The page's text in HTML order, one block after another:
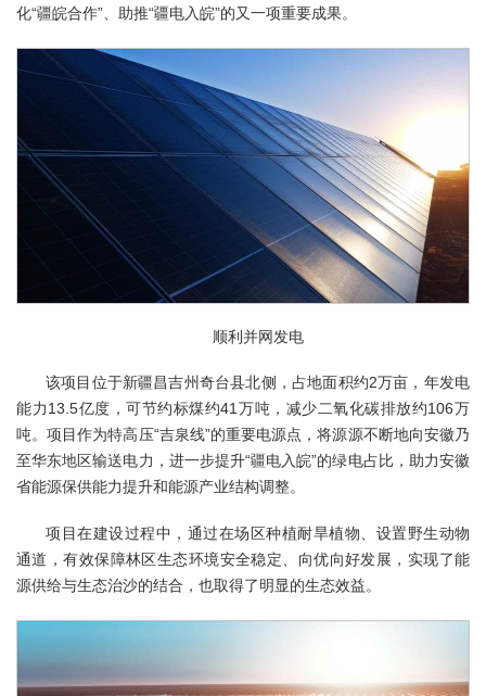
化“疆皖合作”、助推“疆电入皖”的又一项重要成果。
顺利并网发电
该项目位于新疆昌吉州奇台县北侧，占地面积约2万亩，年发电
能力13.5亿度，可节约标煤约41万吨，减少二氧化碳排放约106万
吨。项目作为特高压“吉泉线”的重要电源点，将源源不断地向安徽乃
至华东地区输送电力，进一步提升“疆电入皖”的绿电占比，助力安徽
省能源保供能力提升和能源产业结构调整。
项目在建设过程中，通过在场区种植耐旱植物、设置野生动物
通道，有效保障林区生态环境安全稳定、向优向好发展，实现了能
源供给与生态治沙的结合，也取得了明显的生态效益。